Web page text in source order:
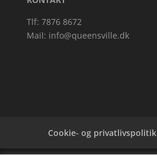
Tlf: 7876 8672
Mail: info@queensville.dk
Cookie- og privatlivspolitik